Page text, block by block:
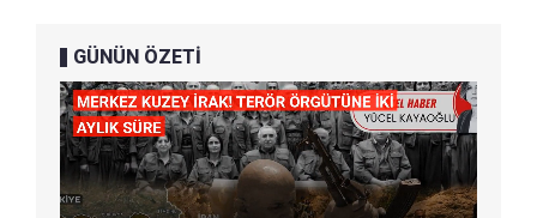
GÜNÜN ÖZETİ